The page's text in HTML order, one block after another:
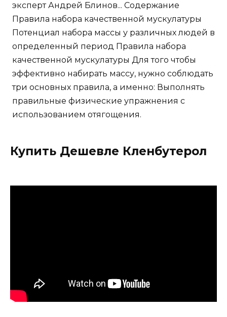
эксперт Андрей Блинов... Содержание
Правила набора качественной мускулатуры
Потенциал набора массы у различных людей в
определенный период Правила набора
качественной мускулатуры Для того чтобы
эффективно набирать массу, нужно соблюдать
три основных правила, а именно: Выполнять
правильные физические упражнения с
использованием отягощения.
Купить Дешевле Кленбутерол